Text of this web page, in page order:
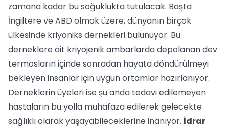
zamana kadar bu soğuklukta tutulacak. Başta
İngiltere ve ABD olmak üzere, dünyanın birçok
ülkesinde kriyoniks dernekleri bulunuyor. Bu
derneklere ait kriyojenik ambarlarda depolanan dev
termosların içinde sonradan hayata döndürülmeyi
bekleyen insanlar için uygun ortamlar hazırlanıyor.
Derneklerin üyeleri ise şu anda tedavi edilemeyen
hastaların bu yolla muhafaza edilerek gelecekte
sağlıklı olarak yaşayabileceklerine inanıyor. İdrar